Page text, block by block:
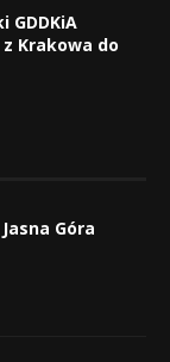
GDDKiA
Krakowa do
Góra